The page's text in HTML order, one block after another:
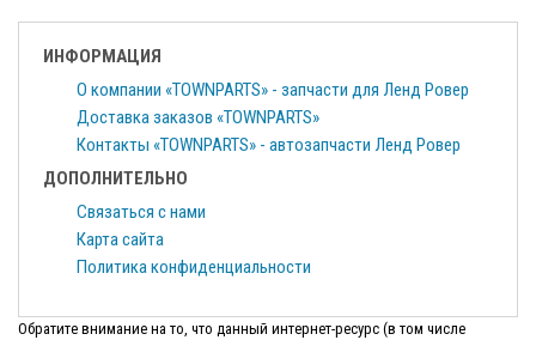
ИНФОРМАЦИЯ
О компании «TOWNPARTS» - запчасти для Ленд Ровер
Доставка заказов «TOWNPARTS»
Контакты «TOWNPARTS» - автозапчасти Ленд Ровер
ДОПОЛНИТЕЛЬНО
Связаться с нами
Карта сайта
Политика конфиденциальности
Обратите внимание на то, что данный интернет-ресурс (в том числе